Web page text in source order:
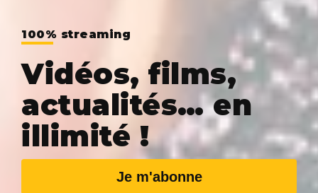
100% streaming
Vidéos, films,
actualités… en
illimité !
Je m'abonne